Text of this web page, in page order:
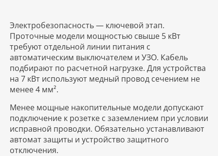
Электробезопасность — ключевой этап.
Проточные модели мощностью свыше 5 кВт
требуют отдельной линии питания с
автоматическим выключателем и УЗО. Кабель
подбирают по расчетной нагрузке. Для устройства
на 7 кВт используют медный провод сечением не
менее 4 мм².
Менее мощные накопительные модели допускают
подключение к розетке с заземлением при условии
исправной проводки. Обязательно устанавливают
автомат защиты и устройство защитного
отключения.